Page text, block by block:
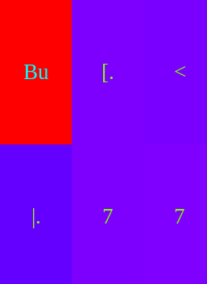
Bu [. <
|. 7 7